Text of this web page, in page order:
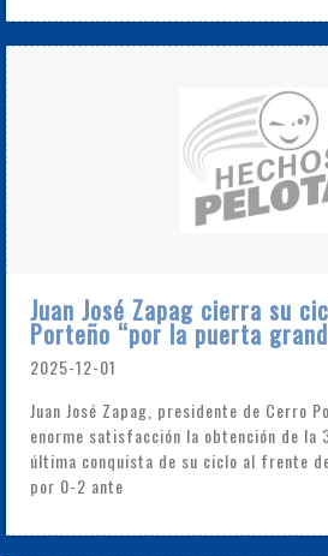
Juan José Zapag cierra su
Porteño “por la puerta
2025-12-01
Juan José Zapag, presidente de Cerro
enorme satisfacción la obtención de la
última conquista de su ciclo al frente
por 0-2 ante